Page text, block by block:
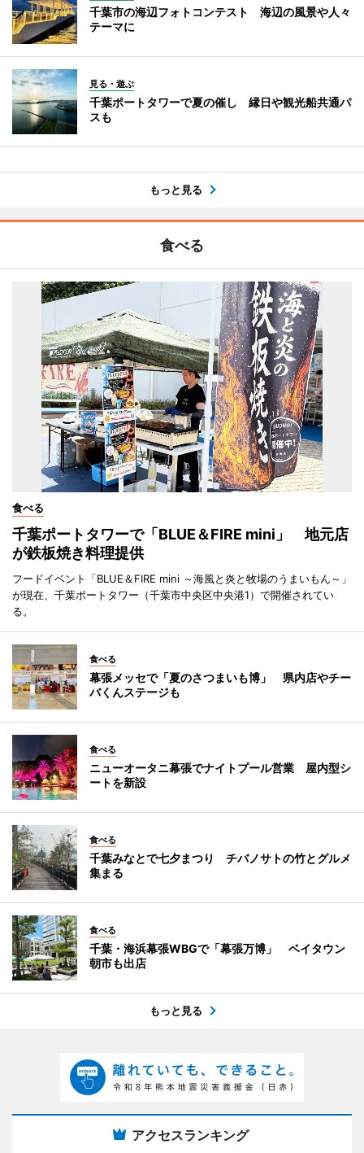
千葉市の海辺フォトコンテスト 海辺の風景や人々
テーマに
見る・遊ぶ
千葉ポートタワーで夏の催し 縁日や観光船共通パ
スも
もっと見る
食べる
食べる
千葉ポートタワーで「BLUE＆FIRE mini」 地元店
が鉄板焼き料理提供
フードイベント「BLUE＆FIRE mini ～海風と炎と牧場のうまいもん～」
が現在、千葉ポートタワー（千葉市中央区中央港1）で開催されてい
る。
食べる
幕張メッセで「夏のさつまいも博」 県内店やチー
バくんステージも
食べる
ニューオータニ幕張でナイトプール営業 屋内型シ
ートを新設
食べる
千葉みなとで七夕まつり チバノサトの竹とグルメ
集まる
食べる
千葉・海浜幕張WBGで「幕張万博」 ベイタウン
朝市も出店
もっと見る
アクセスランキング